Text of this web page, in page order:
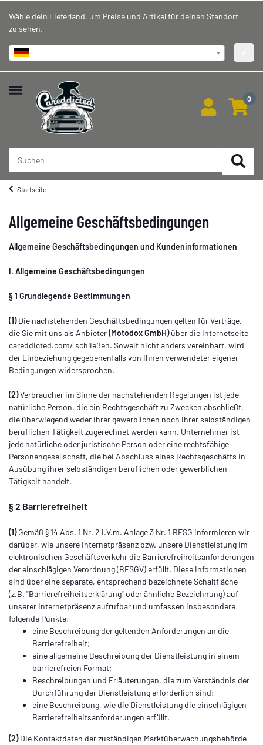
Wähle dein Lieferland, um Preise und Artikel für deinen Standort
zu sehen.
0
Startseite
Allgemeine Geschäftsbedingungen
Allgemeine Geschäftsbedingungen und Kundeninformationen
I. Allgemeine Geschäftsbedingungen
§ 1 Grundlegende Bestimmungen
(1)Die nachstehenden Geschäftsbedingungen gelten für Verträge,
die Sie mit uns als Anbieter(Motodox GmbH)über die Internetseite
careddicted.com/ schließen. Soweit nicht anders vereinbart, wird
der Einbeziehung gegebenenfalls von Ihnen verwendeter eigener
Bedingungen widersprochen.
(2)Verbraucher im Sinne der nachstehenden Regelungen ist jede
natürliche Person, die ein Rechtsgeschäft zu Zwecken abschließt,
die überwiegend weder ihrer gewerblichen noch ihrer selbständigen
beruflichen Tätigkeit zugerechnet werden kann. Unternehmer ist
jede natürliche oder juristische Person oder eine rechtsfähige
Personengesellschaft, die bei Abschluss eines Rechtsgeschäfts in
Ausübung ihrer selbständigen beruflichen oder gewerblichen
Tätigkeit handelt.
§ 2 Barrierefreiheit
(1)Gemäß § 14 Abs. 1 Nr. 2 i.V.m. Anlage 3 Nr. 1 BFSG informieren wir
darüber, wie unsere Internetpräsenz bzw. unsere Dienstleistung im
elektronischen Geschäftsverkehr die Barrierefreiheitsanforderungen
der einschlägigen Verordnung (BFSGV) erfüllt. Diese Informationen
sind über eine separate, entsprechend bezeichnete Schaltfläche
(z.B. "Barrierefreiheitserklärung" oder ähnliche Bezeichnung) auf
unserer Internetpräsenz aufrufbar und umfassen insbesondere
folgende Punkte:
eine Beschreibung der geltenden Anforderungen an die
Barrierefreiheit;
eine allgemeine Beschreibung der Dienstleistung in einem
barrierefreien Format;
Beschreibungen und Erläuterungen, die zum Verständnis der
Durchführung der Dienstleistung erforderlich sind;
eine Beschreibung, wie die Dienstleistung die einschlägigen
Barrierefreiheitsanforderungen erfüllt.
(2)Die Kontaktdaten der zuständigen Marktüberwachungsbehörde